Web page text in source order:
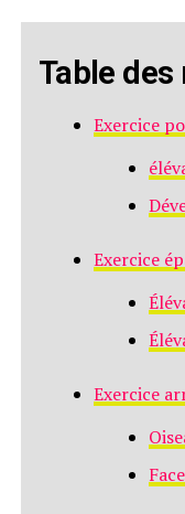
Table
Exercice
Exercice
Exercice